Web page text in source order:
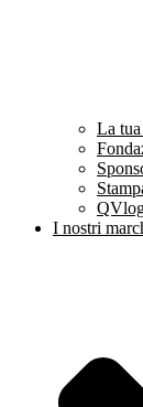
La
I nostri